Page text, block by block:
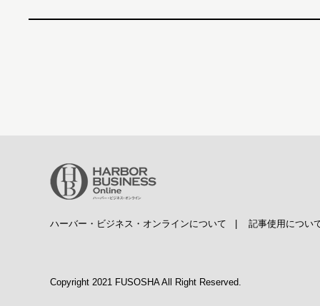
ハーバー・ビジネス・オンラインについて 記事使用につい
Copyright 2021 FUSOSHA All Right Reserved.